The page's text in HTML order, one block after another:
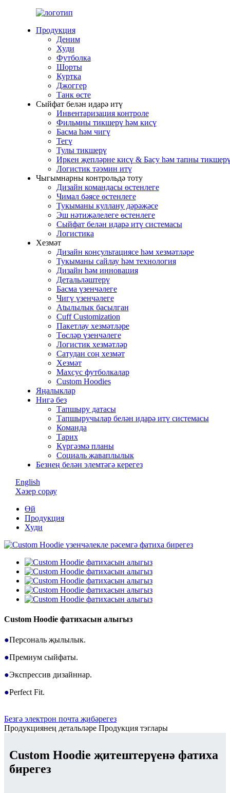
Продукция
Деним
Худи
Футболка
Шорты
Куртка
Джоггер
Танк өсте
Сыйфат белән идарә итү
Инвентаризация контроле
Фильмны тикшерү һәм кисү
Басма һәм чигү
Тегү
Тулы тикшерү
Иркен җепләрне кисү & Басу һәм тапны
Логистик тәэмин итү
Чыгымнарны контрольдә тоту
Дизайн командасы өстенлеге
Чимал бәясе өстенлеге
Тукыманы куллану дәрәҗәсе
Эш нәтиҗәлелеге өстенлеге
Сыйфат белән идарә итү системасы
Логистика
Хезмәт
Дизайн консультациясе һәм хезмәтләре
Тукыманы сайлау һәм технология
Дизайн һәм инновация
Детальләштерү
Басма үзенчәлеге
Чигү үзенчәлеге
Atылылык басылган
Cuff Customization
Пакетлау хезмәтләре
Төсләр үзенчәлеге
Логистик хезмәтләр
Сатудан соң хезмәт
Хезмәт
Махсус футболкалар
Custom Hoodies
Яңалыклар
Нигә без
Тапшыру датасы
Тапшыручылар белән идарә итү системасы
Команда
Тарих
Күргәзмә планы
Социаль җаваплылык
Безнең белән элемтәгә керегез
English
Хәзер сорау
Өй
Продукция
Худи
Custom Hoodie фатихасын алыгыз
●Персональ җылылык.
●Премиум сыйфаты.
●Экспрессив дизайннар.
●Perfect Fit.
Безгә электрон почта җибәрегез
Продукциянең детальләре Продукция тэглары
Custom Hoodie җитештерүенә фатиха
бирегез